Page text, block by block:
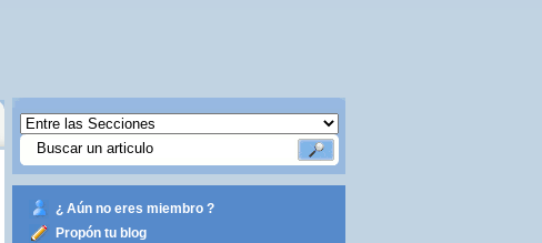
¿ Aún no eres miembro ?
Propón tu blog